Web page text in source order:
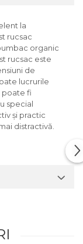
la
rucsac
organic
rucsac este
de
lucrurile
poate fi
special
și practic
distractivă.